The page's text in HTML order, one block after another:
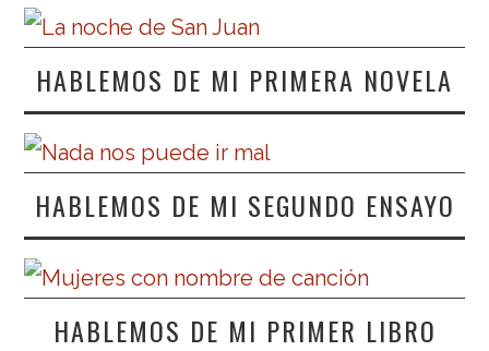
HABLEMOS DE MI PRIMERA NOVELA
HABLEMOS DE MI SEGUNDO ENSAYO
HABLEMOS DE MI PRIMER LIBRO